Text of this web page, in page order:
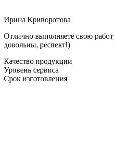
Ирина Криворотова
Отлично выполняете свою
довольны, респект!)
Качество продукции
Уровень сервиса
Срок изготовления